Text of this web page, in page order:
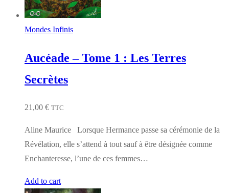
Mondes Infinis
Aucéade – Tome 1 : Les Terres
Secrètes
21,00 € TTC
Aline Maurice Lorsque Hermance passe sa cérémonie de la
Révélation, elle s’attend à tout sauf à être désignée comme
Enchanteresse, l’une de ces femmes…
Add to cart